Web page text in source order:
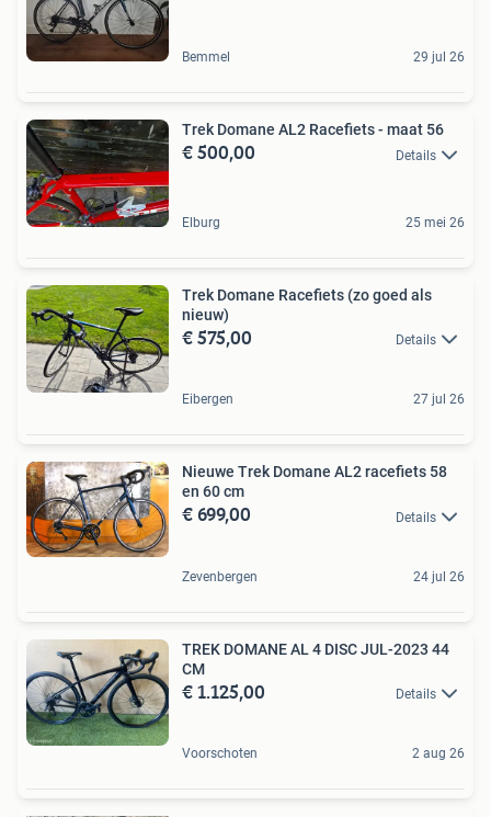
Bemmel 29 jul 26
Trek Domane AL2 Racefiets - maat 56
€ 500,00 Details
Elburg 25 mei 26
Trek Domane Racefiets (zo goed als
nieuw)
€ 575,00 Details
Eibergen 27 jul 26
Nieuwe Trek Domane AL2 racefiets 58
en 60 cm
€ 699,00 Details
Zevenbergen 24 jul 26
TREK DOMANE AL 4 DISC JUL-2023 44
CM
€ 1.125,00 Details
Voorschoten 2 aug 26